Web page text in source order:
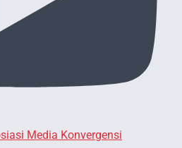
Media Konvergensi